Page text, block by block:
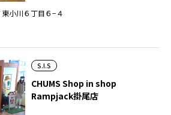
小川６丁目６−４
S.I.S
CHUMS Shop in shop
Rampjack掛尾店